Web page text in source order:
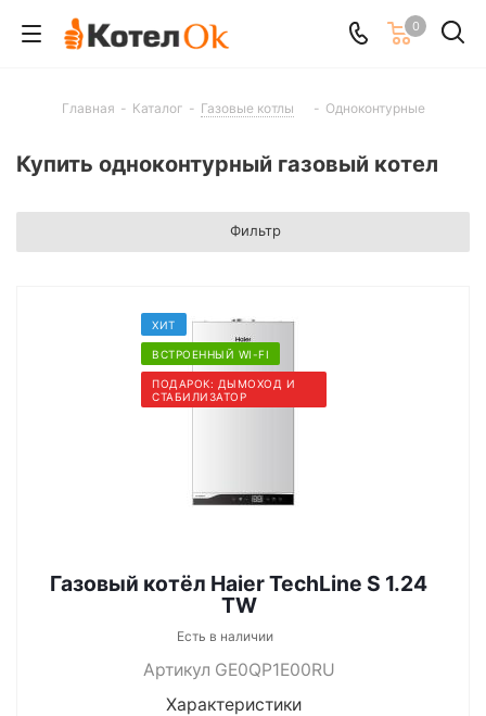
0
Главная - Каталог - Газовые котлы - Одноконтурные
Купить одноконтурный газовый котел
Фильтр
ХИТ
ВСТРОЕННЫЙ WI-FI
ПОДАРОК: ДЫМОХОД И
СТАБИЛИЗАТОР
Газовый котёл Haier TechLine S 1.24
ТW
Есть в наличии
Артикул GE0QP1E00RU
Характеристики